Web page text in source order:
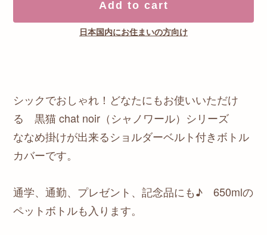
Add to cart
日本国内にお住まいの方向け
シックでおしゃれ！どなたにもお使いいただけ
る 黒猫 chat noir（シャノワール）シリーズ
ななめ掛けが出来るショルダーベルト付きボトル
カバーです。
通学、通勤、プレゼント、記念品にも♪ 650mlの
ペットボトルも入ります。